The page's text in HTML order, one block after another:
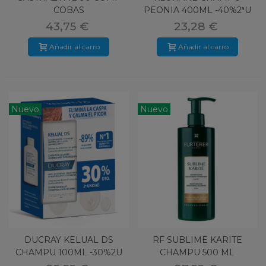
COBAS
43,75 €
Añadir al carro
PEONIA 400ML -40%2ªU
23,28 €
Añadir al carro
Nuevo
DUCRAY KELUAL DS
CHAMPU 100ML -30%2U
Nuevo
RF SUBLIME KARITE
CHAMPU 500 ML